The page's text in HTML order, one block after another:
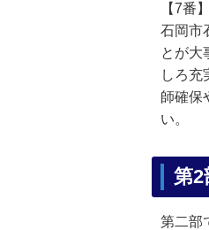
【7番
石岡市
とが大
しろ充
師確保
い。
第2
第二部